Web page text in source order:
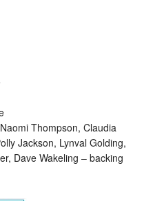
Thompson, Claudia
Jackson, Lynval Golding,
Dave Wakeling – backing